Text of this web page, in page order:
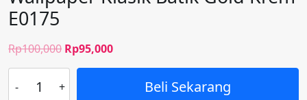
E0175
Rp100,000 Harga
aslinya
Rp95,000Harga
saat
Wallpaper
Beli Sekarang